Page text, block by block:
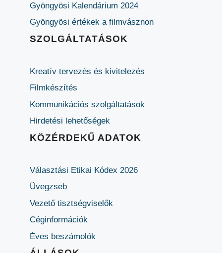
Gyöngyösi Kalendárium 2024
Gyöngyösi értékek a filmvásznon
SZOLGÁLTATÁSOK
Kreatív tervezés és kivitelezés
Filmkészítés
Kommunikációs szolgáltatások
Hirdetési lehetőségek
KÖZÉRDEKŰ ADATOK
Választási Etikai Kódex 2026
Üvegzseb
Vezető tisztségviselők
Céginformációk
Éves beszámolók